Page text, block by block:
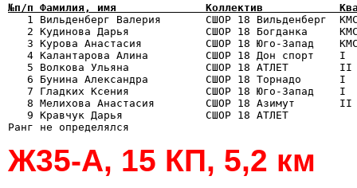
№п/п Фамилия, имя              Коллектив            Квал
1 Вильденберг Валерия       СШОР 18 Вильденберг
2 Кудинова Дарья            СШОР 18 Богданка
3 Курова Анастасия          СШОР 18 Юго-Запад
4 Калантарова Алина         СШОР 18 Дон спорт
5 Волкова Ульяна            СШОР 18 АТЛЕТ
6 Бунина Александра         СШОР 18 Торнадо
7 Гладких Ксения            СШОР 18 Юго-Запад
8 Мелихова Анастасия        СШОР 18 Азимут
9 Кравчук Дарья             СШОР 18 АТЛЕТ
Ж35-А, 15 КП, 5,2 км